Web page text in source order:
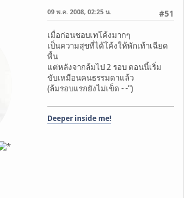
#51
09 พ.ค. 2008, 02:25 น.
เมื่อก่อนชอบเทโค้งมากๆ
เป็นความสุขที่ได้โค้งให้พักเท้าเฉียด
พื้น
แต่หลังจากล้มไป 2 รอบ ตอนนี้เริ่ม
ขับเหมือนคนธรรมดาแล้ว
(ล้มรอบแรกยังไม่เข็ด - -")
Deeper inside me!